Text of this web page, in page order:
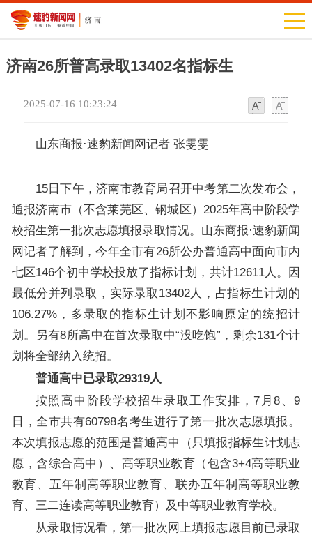
济南26所普高录取13402名指标生
2025-07-16 10:23:24
山东商报·速豹新闻网记者 张雯雯
15日下午，济南市教育局召开中考第二次发布会，
通报济南市（不含莱芜区、钢城区）2025年高中阶段学
校招生第一批次志愿填报录取情况。山东商报·速豹新闻
网记者了解到，今年全市有26所公办普通高中面向市内
七区146个初中学校投放了指标计划，共计12611人。因
最低分并列录取，实际录取13402人，占指标生计划的
106.27%，多录取的指标生计划不影响原定的统招计
划。另有8所高中在首次录取中“没吃饱”，剩余131个计
划将全部纳入统招。
普通高中已录取29319人
按照高中阶段学校招生录取工作安排，7月8、9
日，全市共有60798名考生进行了第一批次志愿填报。
本次填报志愿的范围是普通高中（只填报指标生计划志
愿，含综合高中）、高等职业教育（包含3+4高等职业
教育、五年制高等职业教育、联办五年制高等职业教
育、三二连读高等职业教育）及中等职业教育学校。
从录取情况看，第一批次网上填报志愿目前已录取